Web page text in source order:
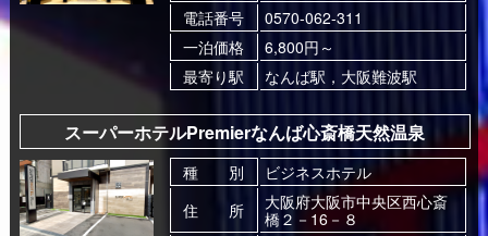
電話番号
0570-062-311
一泊価格
6,800円～
最寄り駅
なんば駅，大阪難波駅
スーパーホテルPremierなんば心斎橋天然温泉
種 別
ビジネスホテル
住 所
大阪府大阪市中央区西心斎
橋２－16－８